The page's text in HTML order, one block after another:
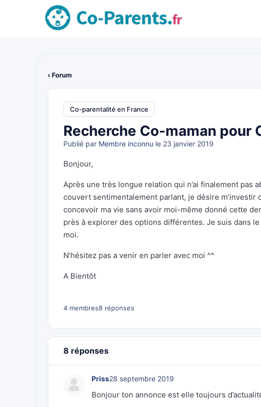
‹ Forum
Co-parentalité en France
Recherche Co-maman pour
Publié par Membre inconnu le 23 janvier 2019
Bonjour,
Après une très longue relation qui n’ai finalement pas
couvert sentimentalement parlant, je désire m’investir
concevoir ma vie sans avoir moi-même donné cette
près à explorer des options différentes. Je suis dans
moi.
N’hésitez pas a venir en parler avec moi ^^
A Bientôt
4 membres8 réponses
8 réponses
Priss28 septembre 2019
Bonjour ton annonce est elle toujours